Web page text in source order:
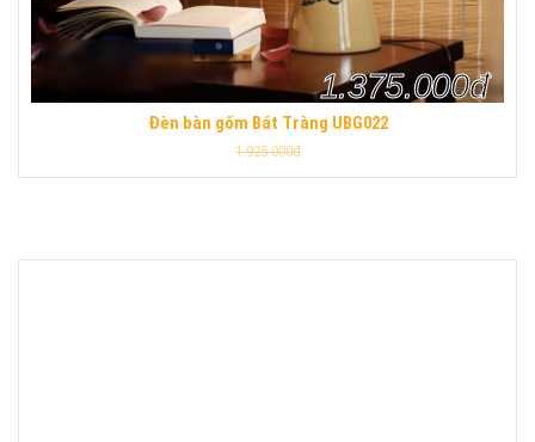
Đèn bàn gốm Bát Tràng UBG022
1.375.000đ
1.925.000đ